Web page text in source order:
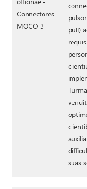
pull)
Turma
suas